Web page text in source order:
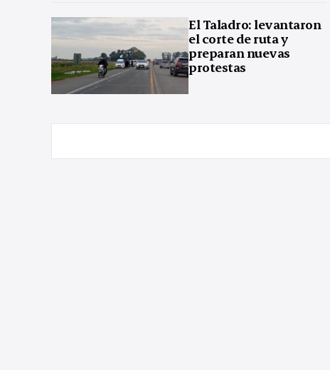
El Taladro: levantaron
el corte de ruta y
preparan nuevas
protestas